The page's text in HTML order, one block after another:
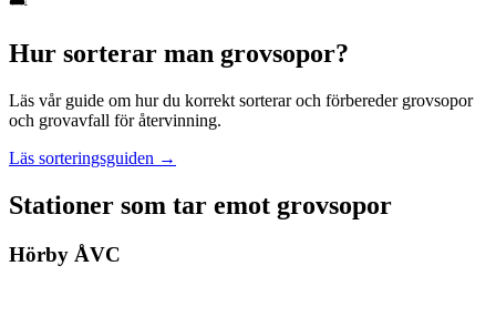
Hur sorterar man grovsopor?
Läs vår guide om hur du korrekt sorterar och förbereder grovsopor
och grovavfall för återvinning.
Läs sorteringsguiden →
Stationer som tar emot grovsopor
Hörby ÅVC